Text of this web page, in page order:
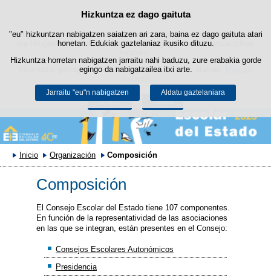
Cookie politika
Webgune honek berezko cookie-ak erabiltzen ditu nabigazioa errazteko
eta hirugarrenen cookie-ak erabilera- eta gogobetetasun-estatistikak
Informazio gehiago lor dezakezu gure "Cookie-ak" atalean,
Onartu Ukatu
Hizkuntza ez dago gaituta
"eu" hizkuntzan nabigatzen saiatzen ari zara, baina ez dago gaituta atari
honetan. Edukiak gaztelaniaz ikusiko dituzu.
Hizkuntza horretan nabigatzen jarraitu nahi baduzu, zure erabakia gorde
egingo da nabigatzailea itxi arte.
Jarraitu "eu"n nabigatzen Aldatu gaztelaniara
Edukira salto egin
Inicio Organización Composición
Composición
El Consejo Escolar del Estado tiene 107 componentes.
En función de la representatividad de las asociaciones
en las que se integran, están presentes en el Consejo:
Consejos Escolares Autonómicos
Presidencia